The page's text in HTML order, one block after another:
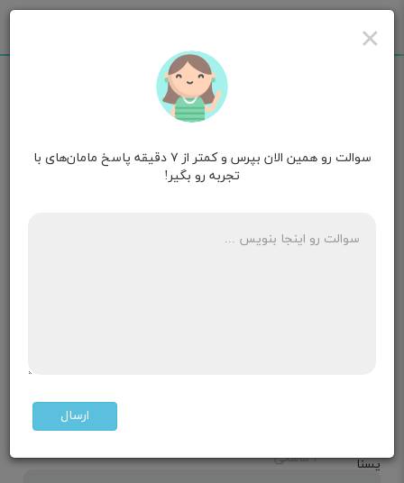
مامان شمامه روزهای ابتدایی تولد
من پسرم ده ماهش هست دیشب یکم آب پرتقال
۳ ماهگی
×
سوالت رو همین الان بپرس و کمتر از ۷ دقیقه پاسخ مامان‌های با
تجربه رو بگیر!
ارسال